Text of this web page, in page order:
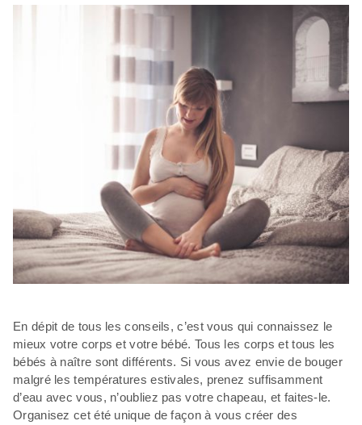
En dépit de tous les conseils, c’est vous qui connaissez le
mieux votre corps et votre bébé. Tous les corps et tous les
bébés à naître sont différents. Si vous avez envie de bouger
malgré les températures estivales, prenez suffisamment
d’eau avec vous, n’oubliez pas votre chapeau, et faites-le.
Organisez cet été unique de façon à vous créer des